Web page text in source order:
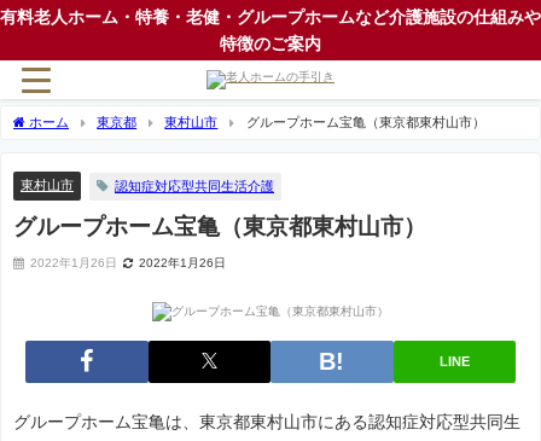
有料老人ホーム・特養・老健・グループホームなど介護施設の仕組みや
特徴のご案内
ホーム 東京都 東村山市 グループホーム宝亀（東京都東村山市）
東村山市 認知症対応型共同生活介護
グループホーム宝亀（東京都東村山市）
2022年1月26日 2022年1月26日
LINE
グループホーム宝亀は、東京都東村山市にある認知症対応型共同生